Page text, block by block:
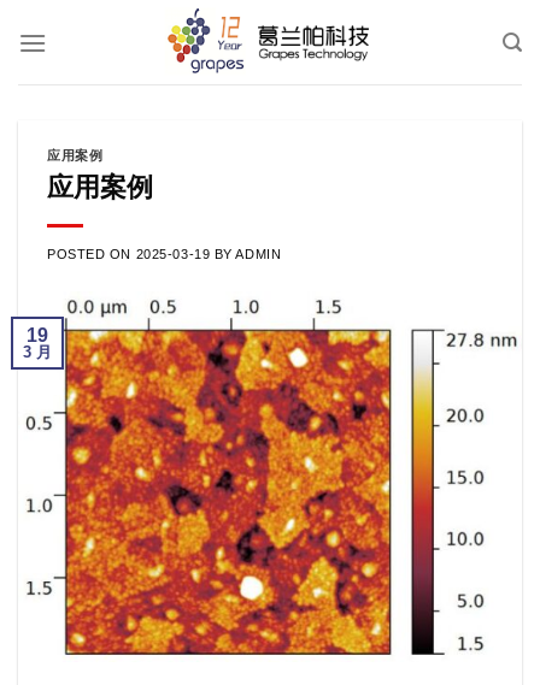
应用案例
应用案例
POSTED ON 2025-03-19 BYADMIN
19
3 月